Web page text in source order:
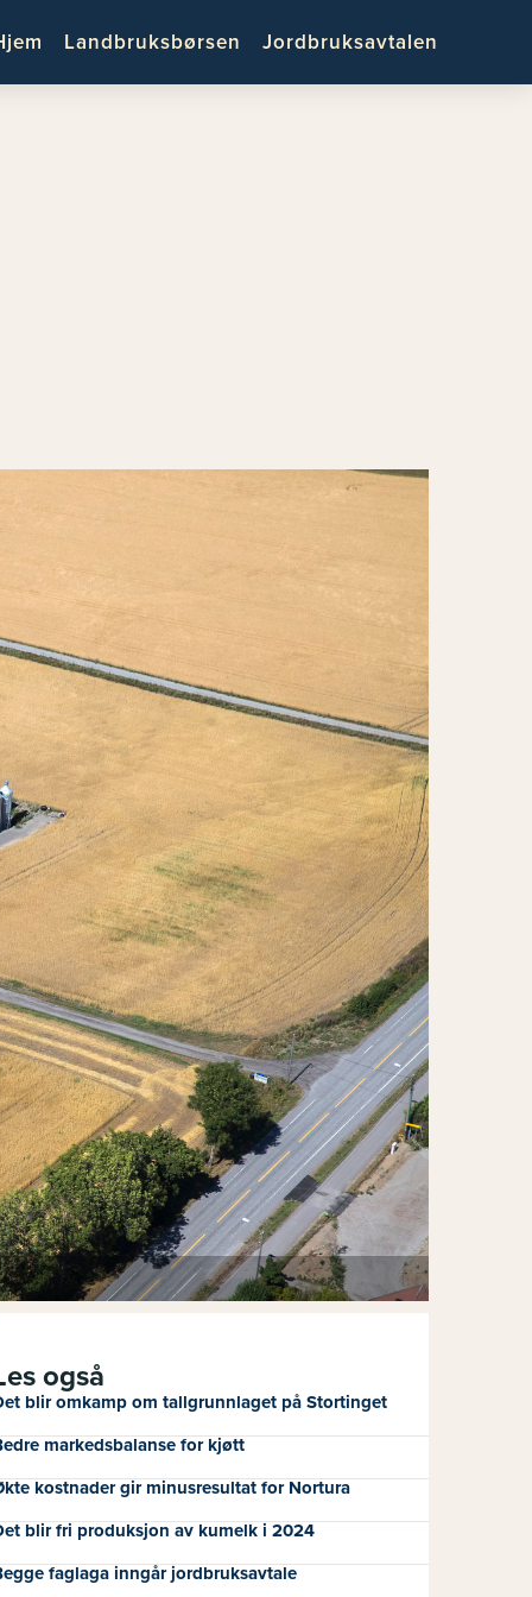
Landbruksbørsen Jordbruksavtalen
også
blir omkamp om tallgrunnlaget på Stortinget
markedsbalanse for kjøtt
kostnader gir minusresultat for Nortura
blir fri produksjon av kumelk i 2024
faglaga inngår jordbruksavtale